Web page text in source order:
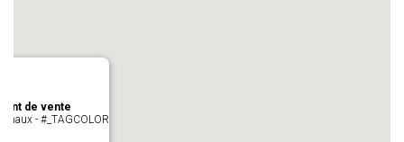
de vente
- #_TAGCOLOR